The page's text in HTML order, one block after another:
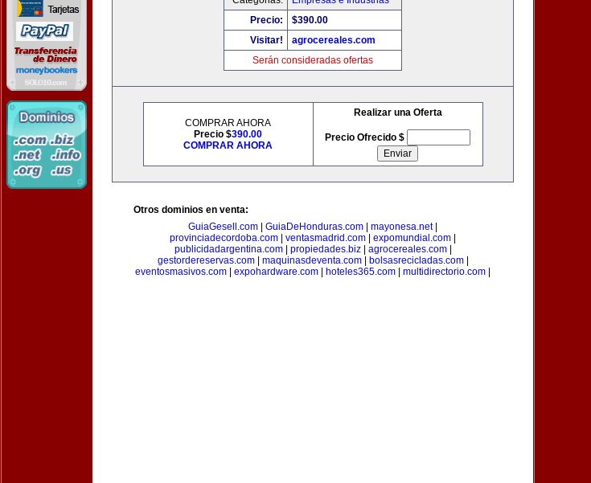
Precio:
$390.00
Visitar!
agrocereales.com
Serán consideradas ofertas
COMPRAR AHORA
Precio $390.00
COMPRAR AHORA
Realizar una Oferta
Precio Ofrecido $
Otros dominios en venta:
GuiaGesell.com
GuiaDeHonduras.com mayonesa.net|
provinciadecordoba.com
ventasmadrid.com expomundial.com
publicidadargentina.com| propiedades.biz| agrocereales.com|
gestordereservas.com| maquinasdeventa.com| bolsasrecicladas.com|
eventosmasivos.com
expohardware.com hoteles365.com multidirectorio.com